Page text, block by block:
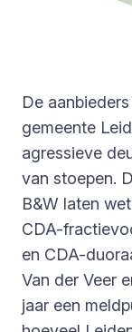
De
gemeente
agressieve
van stoepen.
B&W laten
CDA-
en CDA-
Van der Veer
jaar een